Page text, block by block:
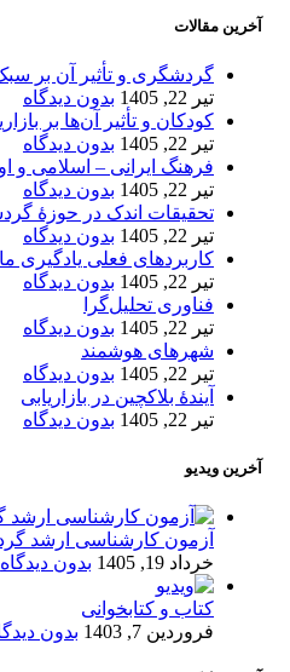
آخرین مقالات
گردشگری و تأثیر آن بر
تیر 22, 1405
بدون دیدگاه
کودکان و تأثیر آن‌ها بر
تیر 22, 1405
بدون دیدگاه
فرهنگ ایرانی – اسلامی و
تیر 22, 1405
بدون دیدگاه
تحقیقات اندک در حوزۀ
تیر 22, 1405
بدون دیدگاه
کاربردهای فعلی یادگیری
تیر 22, 1405
بدون دیدگاه
فناوری تحلیل‌گرا
تیر 22, 1405
بدون دیدگاه
شهرهای هوشمند
تیر 22, 1405
بدون دیدگاه
آیندۀ بلاکچین در بازاریابی
تیر 22, 1405
بدون دیدگاه
آخرین ویدیو
آزمون کارشناسی ارشد گردشگری ۱۹-۱۸
خرداد 19, 1405
بدون دیدگاه
کتاب و کتابخوانی
فروردین 7, 1403
بدون